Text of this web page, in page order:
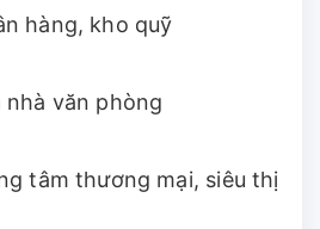
hàng, kho quỹ
nhà văn phòng
tâm thương mại, siêu thị